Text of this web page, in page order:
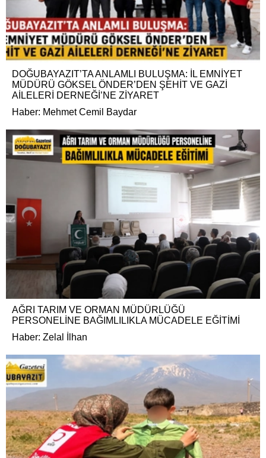
DOĞUBAYAZIT’TA ANLAMLI BULUŞMA: İL EMNİYET
MÜDÜRÜ GÖKSEL ÖNDER’DEN ŞEHİT VE GAZİ
AİLELERİ DERNEĞİ’NE ZİYARET
Haber: Mehmet Cemil Baydar
AĞRI TARIM VE ORMAN MÜDÜRLÜĞÜ
PERSONELİNE BAĞIMLILIKLA MÜCADELE EĞİTİMİ
Haber: Zelal İlhan